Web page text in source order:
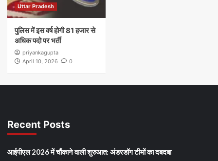
Uttar Pradesh
पुलिस में इस वर्ष होगी 81 हजार से
अधिक पदो पर भर्ती
priyankagupta
April 10, 2026
0
Recent Posts
आईपीएल 2026 में चौंकाने वाली शुरुआत: अंडरडॉग टीमों का दबदबा